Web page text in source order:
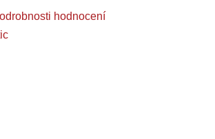
hodnocení